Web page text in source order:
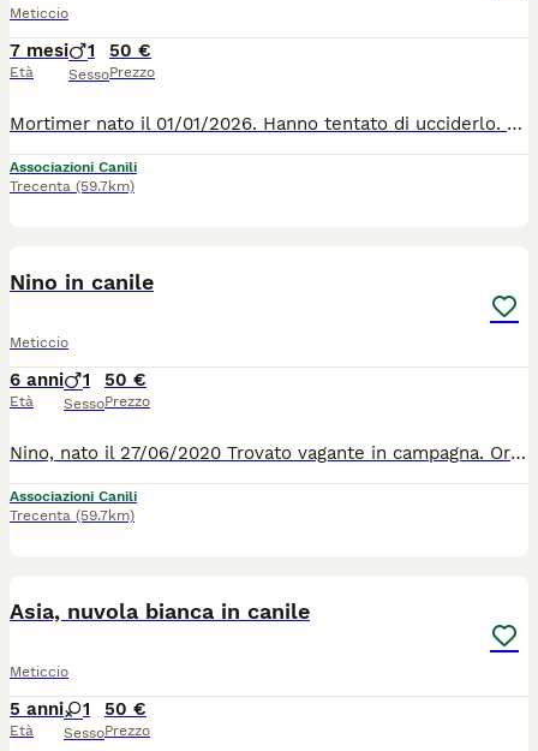
Meticcio
7 mesi
Età
1
Sesso
50 €
Prezzo
Mortimer nato il 01/01/2026. Hanno tentato di ucciderlo. Gli hanno fatto mangiare ossa di pollo, pelle e derivati con puntine da disegno. Lui non è morto, perché una persona lo ha sentito guaire dai dolori e lo ha portato subito al soccorso veterinario. Li è stato pulito l'addome, dove per fortuna questo "cibo" era rimasto. Se passava oltre, il cucciolo moriva, anzi, lo dovevano sopprimere. Lui è un cucciolo tanto buono e carino e non ha smesso di fidarsi delle persone. Per tutte le info chiamate il 0039/3714497821
Associazioni Canili
Trecenta (59.7km)
Nino in canile
Meticcio
6 anni
Età
1
Sesso
50 €
Prezzo
Nino, nato il 27/06/2020 Trovato vagante in campagna. Ora sta in canile fra le mura di cemento, il freddo pavimento e 1200 cani che abbaiano dalla mattina alla sera. Lui ne soffre. Troviamo qualcuno che li regala la tranquilità che lui sogna ? Nino è un bravo cane che se lo merita. Per tutte le info 0039/3714497821
Associazioni Canili
Trecenta (59.7km)
Asia, nuvola bianca in canile
Meticcio
5 anni
Età
1
Sesso
50 €
Prezzo